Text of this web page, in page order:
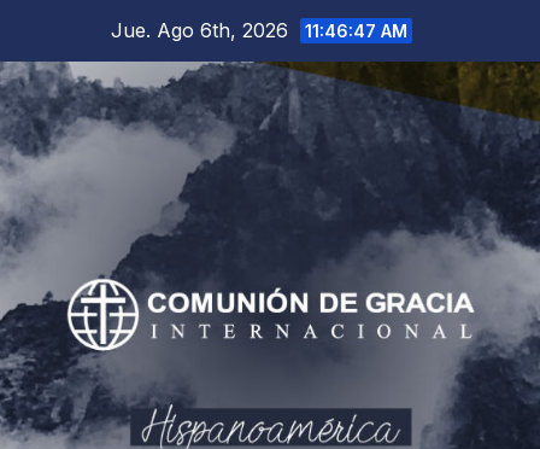
contenido
Jue. Ago 6th, 2026 11:46:48 AM